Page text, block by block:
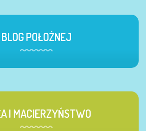
BLOG POŁOŻNEJ
I MACIERZYŃSTWO